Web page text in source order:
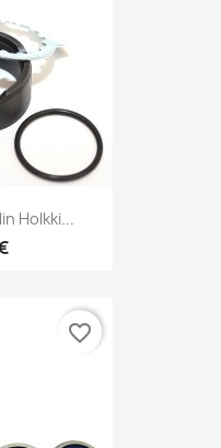
Holkki...
favorite_border